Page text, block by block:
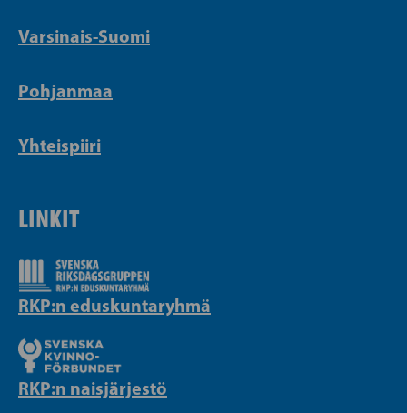
Varsinais-Suomi
Pohjanmaa
Yhteispiiri
LINKIT
RKP:n eduskuntaryhmä
RKP:n naisjärjestö